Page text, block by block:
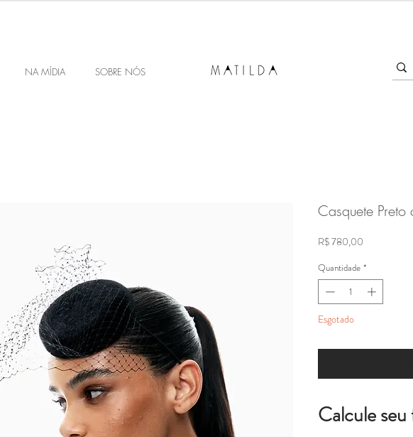
NA MÍDIA SOBRE NÓS
Casquete
R$ 780,00
Quantidade *
Esgotado
Calcule